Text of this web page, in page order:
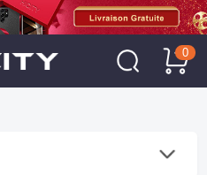
0